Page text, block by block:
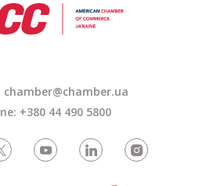
chamber@chamber.ua
+380 44 490 5800